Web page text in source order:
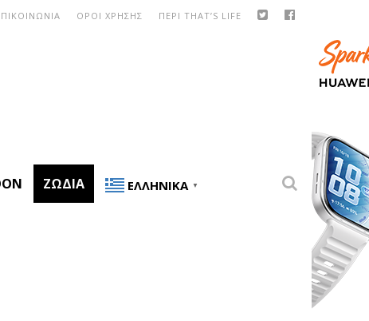
ΠΕΡΙ THAT’S LIFE
ΟΡΟΙ ΧΡΗΣΗΣ
ΖΏΔΙΑ ΕΛΛΗΝΙΚΆ ▼